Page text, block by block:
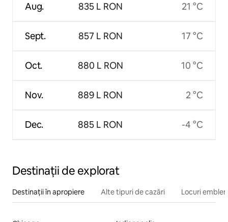
Aug.
Sept.
Oct.
Nov.
Dec.
835 L RON
857 L RON
880 L RON
889 L RON
885 L RON
21 °C
17 °C
10 °C
2 °C
-4 °C
Destinații de explorat
Destinații în apropiere Alte tipuri de cazări Locuri